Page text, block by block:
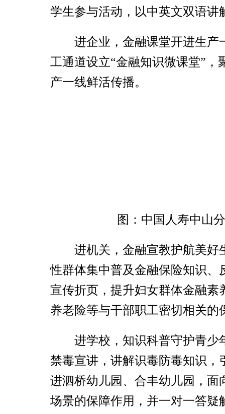
学生参与活动，以中英文双语
进企业，金融课堂开进生产
工通道设立“金融知识微课堂”
产一线鲜活传播。
图：中国人寿中山
进机关，金融宣教护航美好
性群体集中普及金融保险知识
宣传折页，提升妇女群体金融
养老险等与干部职工密切相关
进学校，知识科普守护青少
禁毒宣讲，讲解识毒防毒知识
进泗桥幼儿园、合丰幼儿园，
场景的保障作用，并一对一答疑